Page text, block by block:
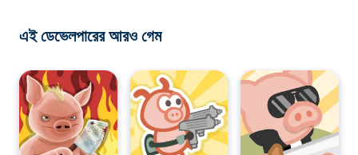
এই ডেভেলপারের আরও গেম